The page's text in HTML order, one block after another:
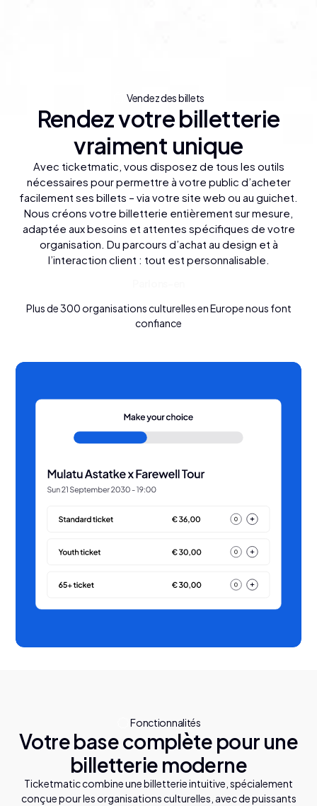
Vendez des billets
Rendez votre billetterie
vraiment unique
Avec ticketmatic, vous disposez de tous les outils
nécessaires pour permettre à votre public d’acheter
facilement ses billets – via votre site web ou au guichet.
Nous créons votre billetterie entièrement sur mesure,
adaptée aux besoins et attentes spécifiques de votre
organisation. Du parcours d’achat au design et à
l’interaction client : tout est personnalisable.
Plus de 300 organisations culturelles en Europe nous font
confiance
Fonctionnalités
Votre base complète pour une
billetterie moderne
Ticketmatic combine une billetterie intuitive, spécialement
conçue pour les organisations culturelles, avec de puissants